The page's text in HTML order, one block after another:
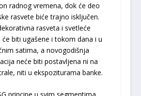
radnog vremena, dok će deo
rasvete biće trajno isključen.
rasveta i svetleće
će biti ugašene i tokom dana i u
satima, a novogodišnja
neće biti postavljena ni na
niti u ekspoziturama banke.